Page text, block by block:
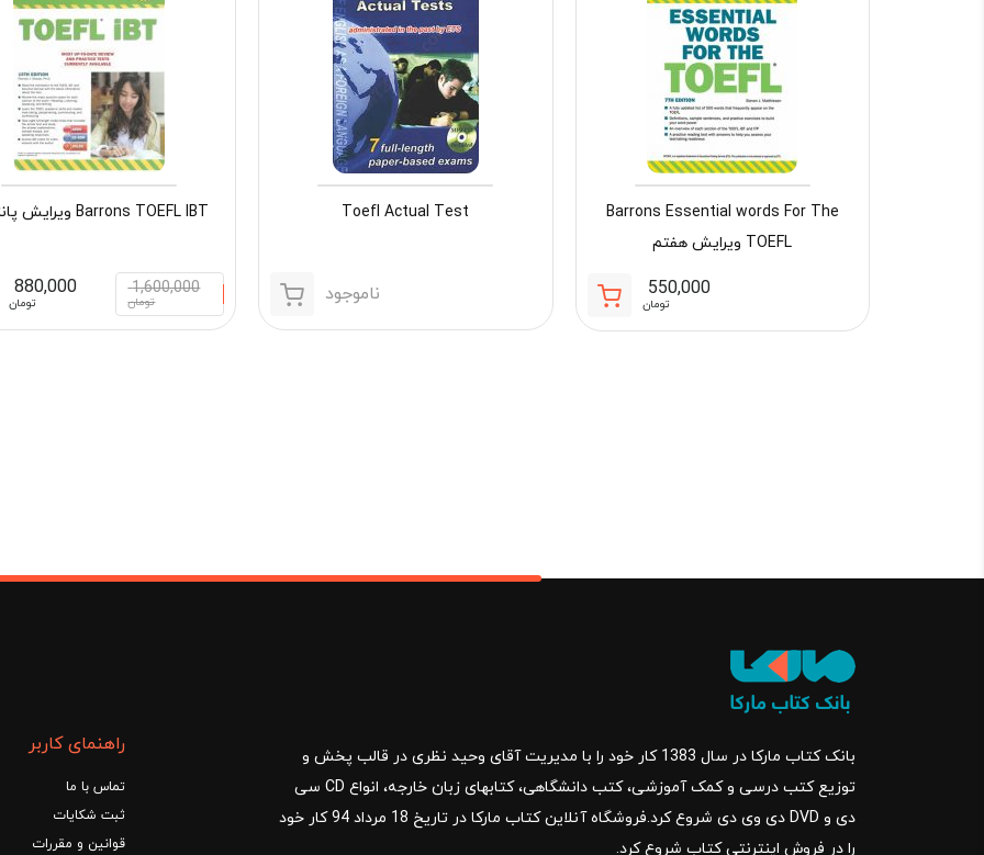
Barrons Essential words For The
TOEFL ویرایش هفتم
550,000
تومان
Toefl Actual Test
ناموجود
Barrons TOEFL IBT ویرایش پانزدهم
1,600,000
تومان
880,000
تومان
بانک کتاب مارکا در سال 1383 کار خود را با مدیریت آقای وحید نظری در قالب پخش و
توزیع کتب درسی و کمک آموزشی، کتب دانشگاهی، کتابهای زبان خارجه، انواع CD سی
دی و DVD دی وی دی شروع کرد.فروشگاه آنلاین کتاب مارکا در تاریخ 18 مرداد 94 کار خود
را در فروش اینترنتی کتاب شروع کرد.
راهنمای کاربر
تماس با ما
ثبت شکایات
قوانین و مقررات